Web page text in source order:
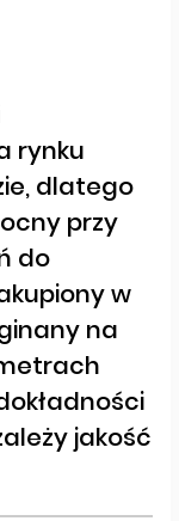
rynku
dlatego
przy
do
w
na
jakość